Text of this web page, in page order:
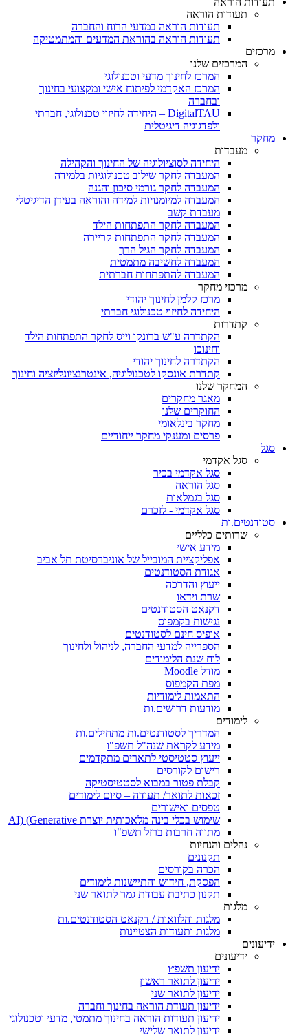
תעודות הוראה
תעודות הוראה במדעי הרוח והחברה
תעודות הוראה בהוראת המדעים והמתמטיקה
מרכזים
המרכזים שלנו
המרכז לחינוך מדעי וטכנולוגי
המרכז האקדמי לפיתוח אישי ומקצועי בחינוך
ובחברה
DigitalTAU – היחידה לחיזוי טכנולוגי, חברתי
ולפדגוגיה דיגיטלית
מחקר
מעבדות
היחידה לסוציולוגיה של החינוך והקהילה
המעבדה לחקר שילוב טכנולוגיות בלמידה
המעבדה לחקר גורמי סיכון והגנה
המעבדה למיומנויות למידה והוראה בעידן הדיגיטלי
מעבדת קשב
המעבדה לחקר התפתחות הילד
המעבדה לחקר התפתחות קריירה
המעבדה לחקר הגיל הרך
המעבדה לחשיבה מתמטית
המעבדה להתפתחות חברתית
מרכזי מחקר
מרכז קלמן לחינוך יהודי
היחידה לחיזוי טכנולוגי חברתי
קתדרות
הקתדרה ע"ש ברונקו וייס לחקר התפתחות הילד
וחינוכו
הקתדרה לחינוך יהודי
קתדרת אונסקו לטכנולוגיה, אינטרנציונליזציה וחינוך
המחקר שלנו
מאגר מחקרים
החוקרים שלנו
מחקר בינלאומי
פרסים ומענקי מחקר ייחודיים
סגל
סגל אקדמי
סגל אקדמי בכיר
סגל הוראה
סגל בגמלאות
סגל אקדמי - לזכרם
סטודנטים.ות
שרותים כלליים
מידע אישי
אפליקציית המובייל של אוניברסיטת תל אביב
אגודת הסטודנטים
ייעוץ והדרכה
שרת וידאו
דקנאט הסטודנטים
נגישות בקמפוס
אופיס חינם לסטודנטים
הספרייה למדעי החברה, לניהול ולחינוך
לוח שנת הלימודים
מודל Moodle
מפת הקמפוס
התאמות לימודיות
מודעות דרושים.ות
לימודים
המדריך לסטודנטים.ות מתחילים.ות
מידע לקראת שנה"ל תשפ"ו
ייעוץ סטטיסטי לתארים מתקדמים
רישום לקורסים
קבלת פטור במבוא לסטטיסטיקה
זכאות לתואר/ תעודה – סיום לימודים
טפסים ואישורים
שימוש בכלי בינה מלאכותית יוצרת AI) (Generative
מתווה חרבות ברזל תשפ"ו
נהלים והנחיות
תקנונים
הכרה בקורסים
הפסקת, חידוש והתיישנות לימודים
תקנון כתיבת עבודת גמר לתואר שני
מלגות
מלגות והלוואות / דקנאט הסטודנטים.ות
מלגות ותעודות הצטיינות
ידיעונים
ידיעונים
ידיעון תשפ״ו
ידיעון לתואר ראשון
ידיעון לתואר שני
ידיעון תעודת הוראה בחינוך וחברה
ידיעון תעודות הוראה בחינוך מתמטי, מדעי וטכנולוגי
ידיעון לתואר שלישי